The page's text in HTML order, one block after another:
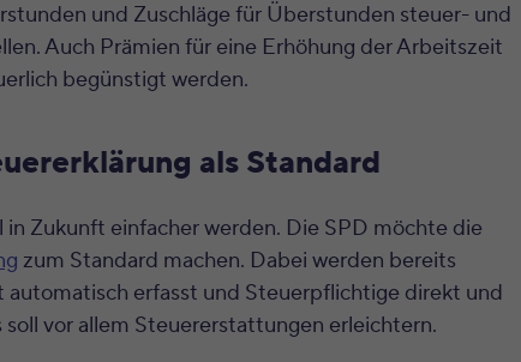
und Zuschläge für Überstunden steuer- und
Auch Prämien für eine Erhöhung der Arbeitszeit
begünstigt werden.
als Standard
Zukunft einfacher werden. Die SPD möchte die
zum Standard machen. Dabei werden bereits
automatisch erfasst und Steuerpflichtige direkt und
vor allem Steuererstattungen erleichtern.